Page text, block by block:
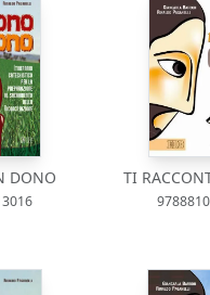
DONO TI